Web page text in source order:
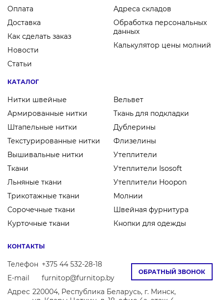
Оплата
Доставка
Как сделать заказ
Новости
Статьи
Адреса складов
Обработка персональных
данных
Калькулятор цены молний
КАТАЛОГ
Нитки швейные
Армированные нитки
Штапельные нитки
Текстурированные нитки
Вышивальные нитки
Ткани
Льняные ткани
Трикотажные ткани
Сорочечные ткани
Курточные ткани
Вельвет
Ткань для подкладки
Дублерины
Флизелины
Утеплители
Утеплители Isosoft
Утеплители Hoopon
Молнии
Швейная фурнитура
Кнопки для одежды
ОБРАТНЫЙ ЗВОНОК
КОНТАКТЫ
Телефон +375 44 532-28-18
E-mail
furnitop@furnitop.by
Адрес 220004, Республика Беларусь, г. Минск,